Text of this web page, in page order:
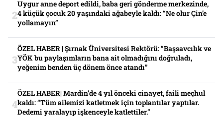
Uygur anne deport edildi, baba geri gönderme merkezinde,
4 küçük çocuk 20 yaşındaki ağabeyle kaldı: “Ne olur Çin’e
yollamayın”
ÖZEL HABER | Şırnak Üniversitesi Rektörü: “Başsavcılık ve
YÖK bu paylaşımların bana ait olmadığını doğruladı,
yeğenim benden üç dönem önce atandı”
ÖZEL HABER| Mardin’de 4 yıl önceki cinayet, faili meçhul
kaldı: “Tüm ailemizi katletmek için toplantılar yaptılar.
Dedemi yaralayıp işkenceyle katlettiler.”